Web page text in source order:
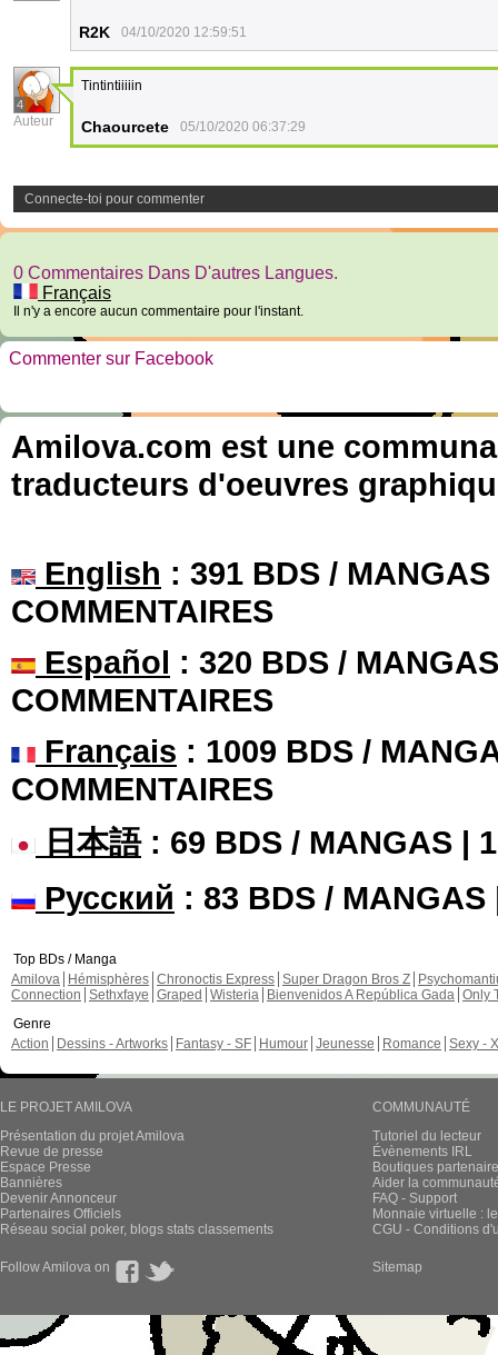
R2K 04/10/2020 12:59:51
4
Auteur
Tintintiiiiin
Chaourcete 05/10/2020 06:37:29
Connecte-toi pour commenter
0 Commentaires Dans D'autres Langues.
Français
Il n'y a encore aucun commentaire pour l'instant.
Commenter sur Facebook
Amilova.com est une
traducteurs d'oeuvres
English : 391 BDS /
COMMENTAIRES
Español : 320 BDS /
COMMENTAIRES
Français : 1009 BDS /
COMMENTAIRES
日本語: 69 BDS / MANGAS |
Русский : 83 BDS / MANGAS
Top BDs / Manga
Amilova
Hémisphères Chronoctis Express Super Dragon Bros Z
Connection Sethxfaye Graped Wisteria Bienvenidos A República Gada Only
Genre
Action
Dessins - Artworks Fantasy - SF Humour Jeunesse Romance Sexy -
LE PROJET AMILOVA
Présentation du projet Amilova
Revue de presse
Espace Presse
Bannières
Devenir Annonceur
Partenaires Officiels
Réseau social poker, blogs stats classements
COMMUNAUTÉ
Tutoriel du lecteur
Évènements IRL
Boutiques
Aider la
FAQ - Support
Monnaie virtuelle :
CGU - Conditions
Follow Amilova on Sitemap